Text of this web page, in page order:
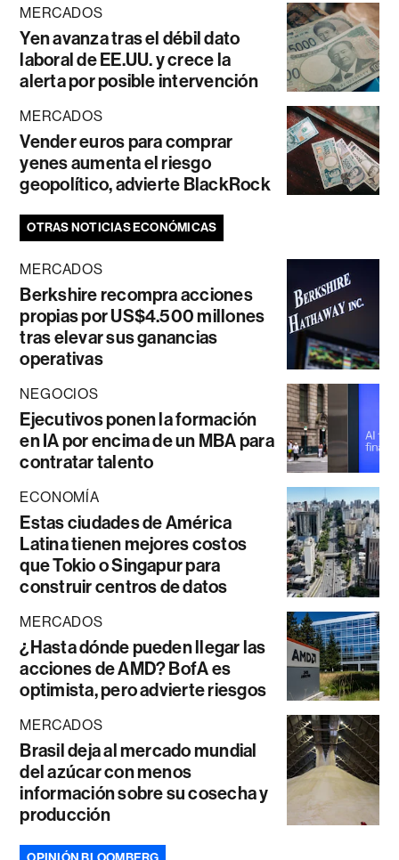
MERCADOS
Yen avanza tras el débil dato
laboral de EE.UU. y crece la
alerta por posible intervención
MERCADOS
Vender euros para comprar
yenes aumenta el riesgo
geopolítico, advierte BlackRock
OTRAS NOTICIAS ECONÓMICAS
MERCADOS
Berkshire recompra acciones
propias por US$4.500 millones
tras elevar sus ganancias
operativas
NEGOCIOS
Ejecutivos ponen la formación
en IA por encima de un MBA para
contratar talento
ECONOMÍA
Estas ciudades de América
Latina tienen mejores costos
que Tokio o Singapur para
construir centros de datos
MERCADOS
¿Hasta dónde pueden llegar las
acciones de AMD? BofA es
optimista, pero advierte riesgos
MERCADOS
Brasil deja al mercado mundial
del azúcar con menos
información sobre su cosecha y
producción